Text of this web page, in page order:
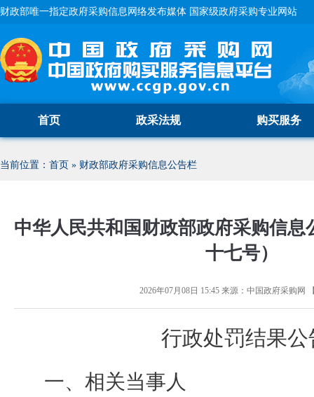
财政部唯一指定政府采购信息网络发布媒体 国家级政府采购专业网站
首页 政采法规 购买服务
当前位置： 首页 » 财政部政府采购信息公告栏
中华人民共和国财政部政府采购信息
十七号）
2026年07月08日 15:45来源： 中国政府采购网
行政处罚结果公
一、相关当事人